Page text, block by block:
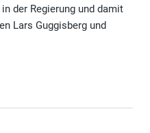
der Regierung und damit
Lars Guggisberg und